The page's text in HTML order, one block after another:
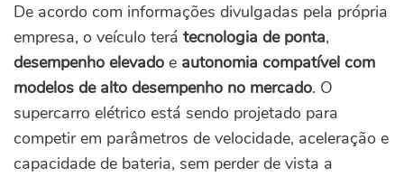
De acordo com informações divulgadas pela própria
empresa, o veículo terá tecnologia de ponta,
desempenho elevado e autonomia compatível com
modelos de alto desempenho no mercado. O
supercarro elétrico está sendo projetado para
competir em parâmetros de velocidade, aceleração e
capacidade de bateria, sem perder de vista a